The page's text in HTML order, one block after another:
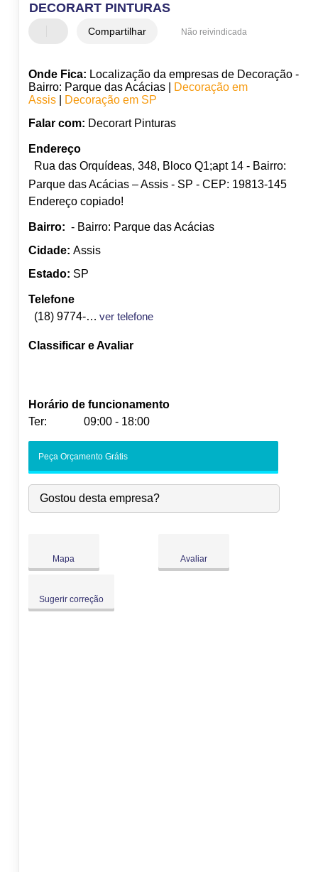
DECORART PINTURAS
Compartilhar Não reivindicada
Onde Fica: Localização da empresas de Decoração -
Bairro: Parque das Acácias |
Decoração em
Assis|
Decoração em SP
Falar com: Decorart Pinturas
Endereço
Rua das Orquídeas, 348, Bloco Q1;apt 14 - Bairro:
Parque das Acácias – Assis - SP - CEP: 19813-145
Endereço copiado!
Bairro: - Bairro: Parque das Acácias
Cidade: Assis
Estado: SP
Telefone
(18) 9774-3228
ver telefone
Classificar e Avaliar
Horário de funcionamento
Ter:
09:00 - 18:00
-
Qua:
09:00-18:00
Qui:
09:00-18:00
Peça Orçamento Grátis
Gostou desta empresa?
Mapa Avaliar
Sugerir correção